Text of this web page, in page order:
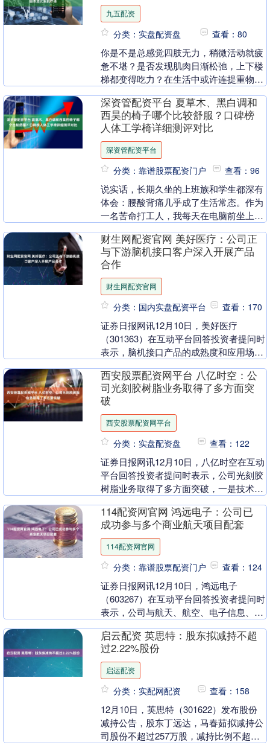
九五配资
分类：实盘配资盘 查看：80
你是不是总感觉四肢无力，稍微活动就疲
惫不堪？是否发现肌肉日渐松弛，上下楼
梯都变得吃力？在生活中或许连提重物、
状，很可能是脾胃虚....
深资管配资平台 夏草木、黑白调和
西昊的椅子哪个比较舒服？口碑榜
人体工学椅详细测评对比
深资管配资平台
分类：靠谱股票配资门户 查看：96
说实话，长期久坐的上班族和学生都深有
体会：腰酸背痛几乎成了生活常态。作为
一名苦命打工人，我每天在电脑前坐上六
酸痛，还会对身体....
财生网配资官网 美好医疗：公司正
与下游脑机接口客户深入开展产品
合作
财生网配资官网
分类：国内实盘配资平台 查看：170
证券日报网讯12月10日，美好医疗
（301363）在互动平台回答投资者提问时
表示，脑机接口产品的成熟度和应用场景
提高。公司正....
西安股票配资网平台 八亿时空：公
司光刻胶树脂业务取得了多方面突
破
西安股票配资网平台
分类：实盘配资盘 查看：122
证券日报网讯12月10日，八亿时空在互动
平台回答投资者提问时表示，公司光刻胶
树脂业务取得了多方面突破，一是技术方
化、精益管理等....
114配资网官网 鸿远电子：公司已
成功参与多个商业航天项目配套
114配资网官网
分类：靠谱股票配资门户 查看：124
证券日报网讯12月10日，鸿远电子
（603267）在互动平台回答投资者提问时
表示，公司与航天、航空、电子信息、兵
稳定的合作关....
启云配资 英思特：股东拟减持不超
过2.22%股份
启运配资
分类：实配网配资 查看：158
12月10日，英思特（301622）发布股份
减持公告，股东丁远达，马春茹拟减持公
司股份不超过257万股，减持比例不超过